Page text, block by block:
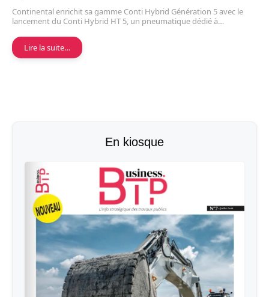
Continental enrichit sa gamme Conti Hybrid Génération 5 avec le
lancement du Conti Hybrid HT 5, un pneumatique dédié à…
Lire la suite…
En kiosque